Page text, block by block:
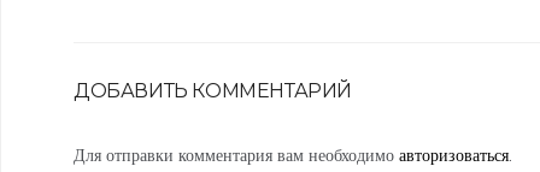
ДОБАВИТЬ КОММЕНТАРИЙ
Для отправки комментария вам необходимо авторизоваться.